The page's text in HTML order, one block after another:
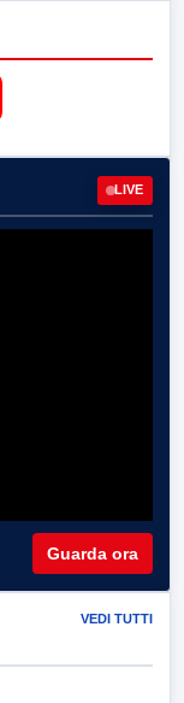
LIVE
Guarda ora
VEDI TUTTI